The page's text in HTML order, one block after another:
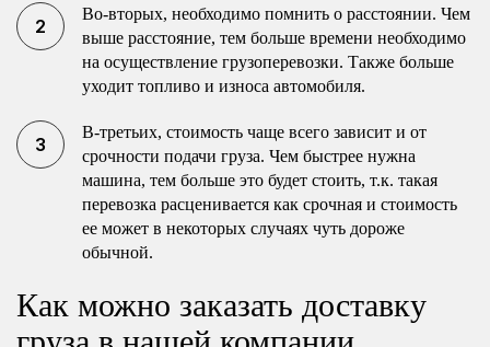
Во-вторых, необходимо помнить о расстоянии. Чем
выше расстояние, тем больше времени необходимо
на осуществление грузоперевозки. Также больше
уходит топливо и износа автомобиля.
В-третьих, стоимость чаще всего зависит и от
срочности подачи груза. Чем быстрее нужна
машина, тем больше это будет стоить, т.к. такая
перевозка расценивается как срочная и стоимость
ее может в некоторых случаях чуть дороже
обычной.
Как можно заказать доставку